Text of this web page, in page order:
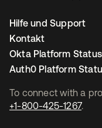
To connect with a
+1-800-425-1267.
Hilfe und Support
Kontakt
Okta Platform Status
Auth0 Platform